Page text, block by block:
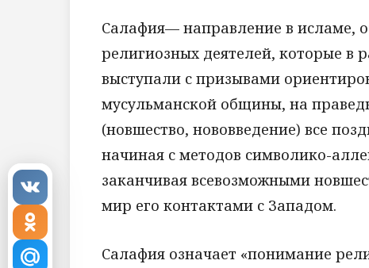
Салафия— направление в исламе,
религиозных деятелей, которые в
выступали с призывами
мусульманской общины, на
(новшество, нововведение) все
начиная с методов символико-
заканчивая всевозможными
мир его контактами с Западом.
Салафия означает «понимание